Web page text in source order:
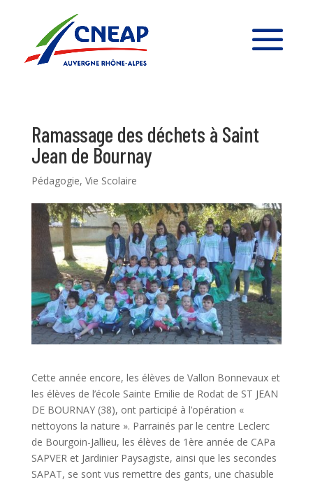
Ramassage des déchets à Saint
Jean de Bournay
Pédagogie, Vie Scolaire
Cette année encore, les élèves de Vallon Bonnevaux et
les élèves de l’école Sainte Emilie de Rodat de ST JEAN
DE BOURNAY (38), ont participé à l’opération «
nettoyons la nature ». Parrainés par le centre Leclerc
de Bourgoin-Jallieu, les élèves de 1ère année de CAPa
SAPVER et Jardinier Paysagiste, ainsi que les secondes
SAPAT, se sont vus remettre des gants, une chasuble